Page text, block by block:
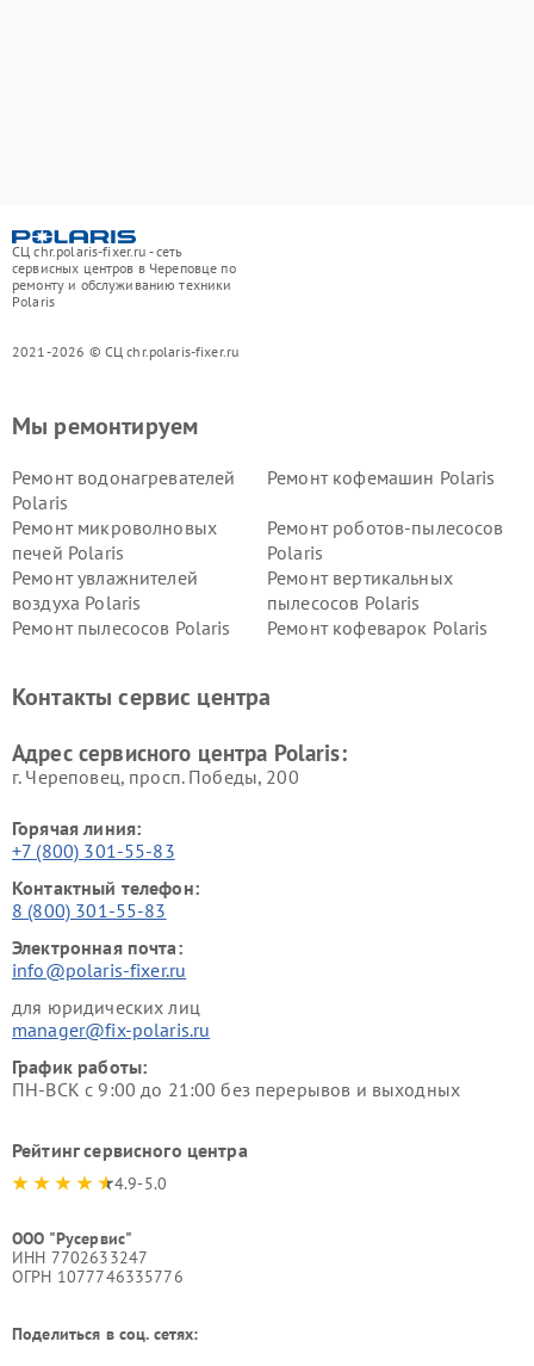
СЦ chr.polaris-fixer.ru - сеть
сервисных центров в Череповце по
ремонту и обслуживанию техники
Polaris
2021-2026 © СЦ chr.polaris-fixer.ru
Мы ремонтируем
Ремонт водонагревателей
Polaris
Ремонт кофемашин Polaris
Ремонт микроволновых
печей Polaris
Ремонт роботов-пылесосов
Polaris
Ремонт увлажнителей
воздуха Polaris
Ремонт вертикальных
пылесосов Polaris
Ремонт пылесосов Polaris
Ремонт кофеварок Polaris
Контакты сервис центра
Адрес сервисного центра Polaris:
г. Череповец, просп. Победы, 200
Горячая линия:
+7 (800) 301-55-83
Контактный телефон:
8 (800) 301-55-83
Электронная почта:
info@polaris-fixer.ru
для юридических лиц
manager@fix-polaris.ru
График работы:
ПН-ВСК с 9:00 до 21:00 без перерывов и выходных
Рейтинг сервисного центра
4.9-5.0
ООО "Русервис"
ИНН 7702633247
ОГРН 1077746335776
Поделиться в соц. сетях: